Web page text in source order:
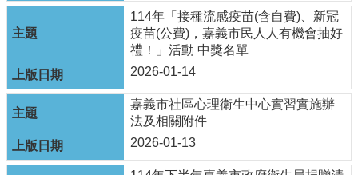
全
政
策
隱
私
權
政
策
114年「接種流感疫苗(含自費)、新冠
疫苗(公費)，嘉義市民人人有機會抽好
禮！」活動 中獎名單
2026-01-14
嘉義市社區心理衛生中心實習實施辦
法及相關附件
2026-01-13